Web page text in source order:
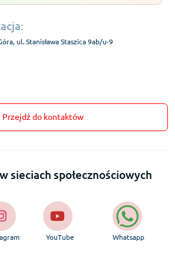
ul. Stanisława Staszica 9ab/u-9
Przejdź do kontaktów
sieciach społecznościowych
YouTube Whatsapp